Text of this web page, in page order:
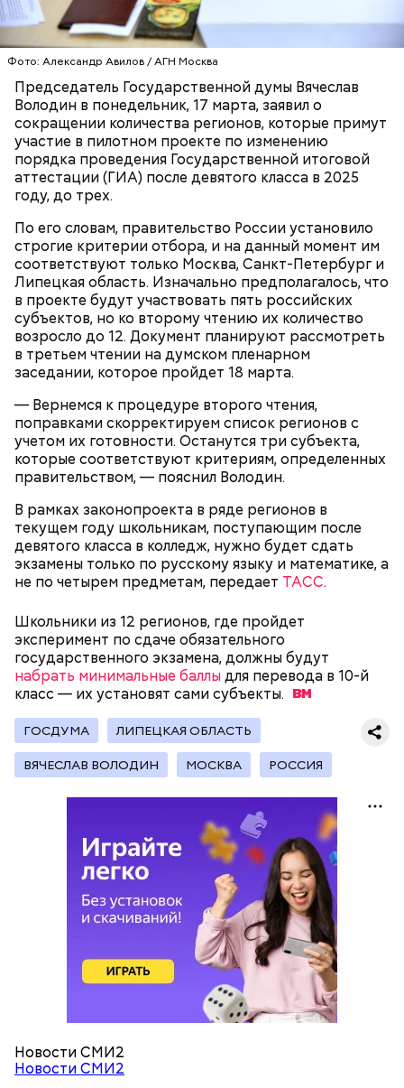
Фото: Александр Авилов / АГН Москва
Председатель Государственной думы Вячеслав
Володин в понедельник, 17 марта, заявил о
сокращении количества регионов, которые примут
участие в пилотном проекте по изменению
порядка проведения Государственной итоговой
аттестации (ГИА) после девятого класса в 2025
году, до трех.
По его словам, правительство России установило
строгие критерии отбора, и на данный момент им
соответствуют только Москва, Санкт-Петербург и
Липецкая область. Изначально предполагалось, что
в проекте будут участвовать пять российских
субъектов, но ко второму чтению их количество
возросло до 12. Документ планируют рассмотреть
в третьем чтении на думском пленарном
заседании, которое пройдет 18 марта.
— Вернемся к процедуре второго чтения,
поправками скорректируем список регионов с
учетом их готовности. Останутся три субъекта,
которые соответствуют критериям, определенных
правительством, — пояснил Володин.
В рамках законопроекта в ряде регионов в
текущем году школьникам, поступающим после
девятого класса в колледж, нужно будет сдать
экзамены только по русскому языку и математике, а
не по четырем предметам, передает ТАСС.
Школьники из 12 регионов, где пройдет
эксперимент по сдаче обязательного
государственного экзамена, должны будут
набрать минимальные баллыдля перевода в 10-й
класс — их установят самисубъекты.
ГОСДУМА ЛИПЕЦКАЯ ОБЛАСТЬ
ВЯЧЕСЛАВ ВОЛОДИН МОСКВА РОССИЯ
Новости СМИ2
Новости СМИ2
петрушка;
— Кабачки, порезанные кубиками, нужно легко
обжарить на сковороде. К ним добавляются зелень
петрушки, чеснок, соль и оливковое масло.
Получается очень вкусно, — поделился рецептом
Копылов.
Спагетти из кабачков
с сахарным диабетом;
лишним весом.
— В дыне содержится много сахара, который
представлен фруктозой. С одной стороны — это
хорошо, потому что дает энергию. Но важно
помнить, что сладкими дынями не нужно сильно
увлекаться, так же как и арбузами, людям с
сахарным диабетом и лишним весом, —
подчеркнула доктор.
продукты и напитки, которые
выводят токсины из организма
Ранние плоды, по словам врача, лучше не есть:
рака: чем полезен кресс-салат